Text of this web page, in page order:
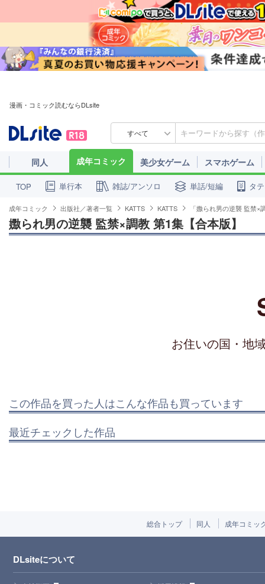
漫画・コミック読むならDLsite
すべて
同人 成年コミック 美少女ゲーム スマホゲーム
TOP 単行本 雑誌/アンソロ 単話/短編 タ
成年コミック 出版社／著者一覧 KATTS KATTS 「嫐られ男の逆襲 監禁
嫐られ男の逆襲 監禁×調教 第1集【合本版】
お住いの国・地
この作品を買った人はこんな作品も買っています
最近チェックした作品
総合トップ 同人 成年コミッ
DLsiteについて